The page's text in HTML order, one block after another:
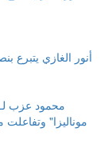
أنور الغازي يتبرع